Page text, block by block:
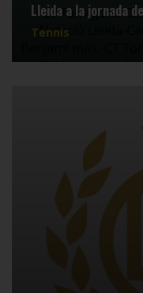
Lleida a la jornada
Tennis